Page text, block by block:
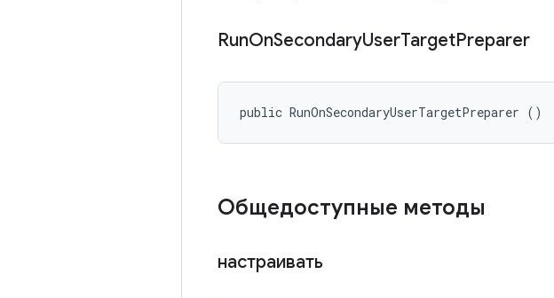
RunOnSecondaryUserTargetPreparer
public RunOnSecondaryUserTargetPreparer ()
Общедоступные методы
настраивать